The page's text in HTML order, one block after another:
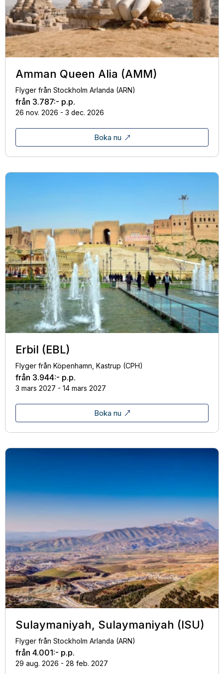
Amman Queen Alia (AMM)
Flyger från Stockholm Arlanda (ARN)
från 3.787:- p.p.
26 nov. 2026 - 3 dec. 2026
Boka nu
Erbil (EBL)
Flyger från Köpenhamn, Kastrup (CPH)
från 3.944:- p.p.
3 mars 2027 - 14 mars 2027
Boka nu
Sulaymaniyah, Sulaymaniyah (ISU)
Flyger från Stockholm Arlanda (ARN)
från 4.001:- p.p.
29 aug. 2026 - 28 feb. 2027